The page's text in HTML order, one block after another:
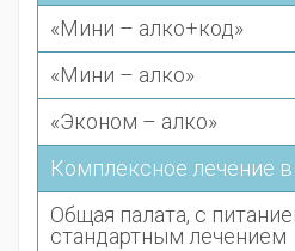
«Мини – алко+код»
«Мини – алко»
«Эконом – алко»
Комплексное лечение
Общая палата, с
стандартным лечением